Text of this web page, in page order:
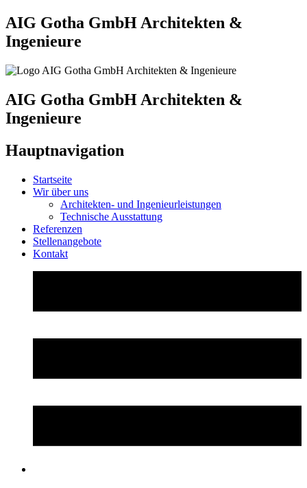
AIG Gotha GmbH Architekten &
Ingenieure
AIG Gotha GmbH Architekten &
Ingenieure
Hauptnavigation
Startseite
Wir über uns
Architekten- und Ingenieurleistungen
Technische Ausstattung
Referenzen
Stellenangebote
Kontakt